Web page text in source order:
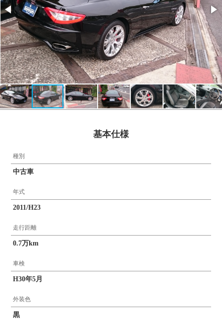
基本仕様
種別
中古車
年式
2011/H23
走行距離
0.7万km
車検
H30年5月
外装色
黒